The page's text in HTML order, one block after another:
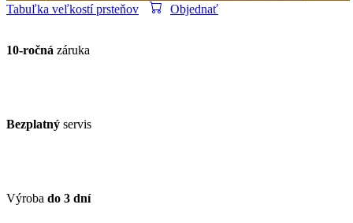
Tabuľka veľkostí prsteňov
Objednať
10-ročná záruka
Bezplatný servis
Výroba do 3 dní